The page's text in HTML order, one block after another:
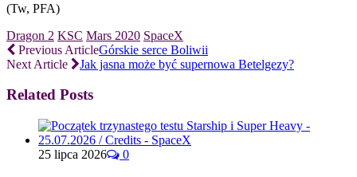
(Tw, PFA)
Dragon 2 KSC Mars 2020 SpaceX
Previous ArticleGórskie serce Boliwii
Next Article
Jak jasna może być supernowa Betelgezy?
Related Posts
25 lipca 2026 0